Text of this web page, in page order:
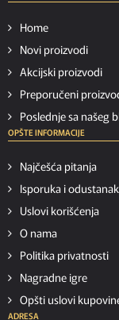
Home
Novi proizvodi
Akcijski proizvodi
Preporučeni
Poslednje sa našeg
OPŠTE INFORMACIJE
Najčešća pitanja
Isporuka i odustanak
Uslovi korišćenja
O nama
Politika privatnosti
Nagradne igre
Opšti uslovi
ADRESA